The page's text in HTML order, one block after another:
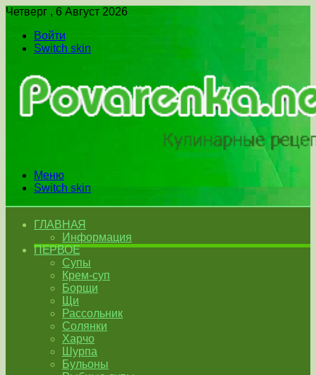
Четверг , 6 Август 2026
Войти
Switch skin
Меню
Switch skin
ГЛАВНАЯ
Информация
ПЕРВОЕ
Супы
Крем-суп
Борщи
Щи
Рассольник
Солянки
Харчо
Шурпа
Бульоны